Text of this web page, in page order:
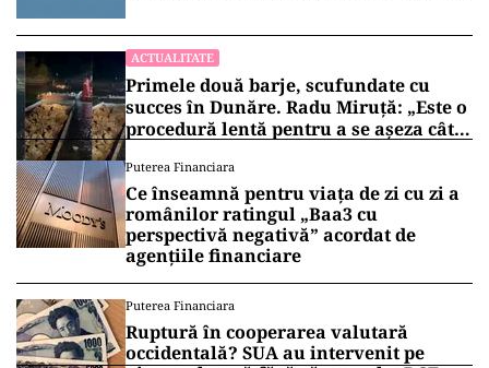
ACTUALITATE
Primele două barje, scufundate cu
succes în Dunăre. Radu Miruță: „Este o
procedură lentă pentru a se așeza cât
Puterea Financiara
Ce înseamnă pentru viața de zi cu zi a
românilor ratingul „Baa3 cu
perspectivă negativă” acordat de
agențiile financiare
Puterea Financiara
Ruptură în cooperarea valutară
occidentală? SUA au intervenit pe